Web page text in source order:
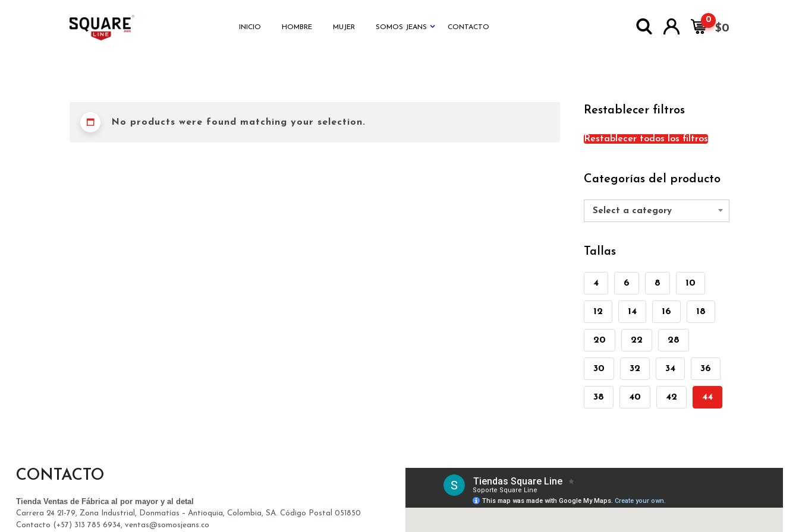
INICIO HOMBRE MUJER SOMOS JEANS CONTACTO $0
0
No products were found matching your selection.
Restablecer filtros
Restablecer todos los filtros
Categorías del producto
Select a category
Tallas
4 6 8 10
12 14 16 18
20 22 28
30 32 34 36
38 40 42 44
CONTACTO
Tienda Ventas de Fábrica al por mayor y al detal
Carrera 24 21-79, Zona Industrial, Donmatías – Antioquia, Colombia, SA. Código Postal 051850
Contacto (+57) 313 785 6934, ventas@somosjeans.co